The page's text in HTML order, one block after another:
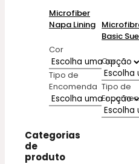
Microfiber
Napa Lining
Cor
Tipo de
Encomenda
Basic
Cor
Tipo de
Categorias
de
produto